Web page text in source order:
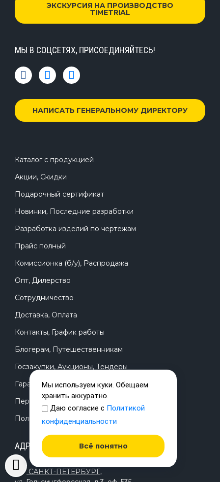
ЭКСКУРСИЯ НА ПРОИЗВОДСТВО
TIMETRIAL
МЫ В СОЦСЕТЯХ, ПРИСОЕДИНЯЙТЕСЬ!
НАПИСАТЬ ГЕНЕРАЛЬНОМУ ДИРЕКТОРУ
Каталог с продукцией
Акции, Скидки
Подарочный сертификат
Новинки, Последние разработки
Разработка изделий по чертежам
Прайс полный
Комиссионка (б/у), Распродажа
Опт, Дилерство
Сотрудничество
Доставка, Оплата
Контакты, График работы
Блогерам, Путешественникам
Госзакупки, Аукционы, Тендеры
Гарантии, Сертификаты
Персональные данные
Политика конфиденциальности
АДРЕС ОФИСА:
САНКТ-ПЕТЕРБУРГ,
Мы используем куки. Обещаем
хранить аккуратно.
Даю согласие с Политикой
конфиденциальности
Всё понятно